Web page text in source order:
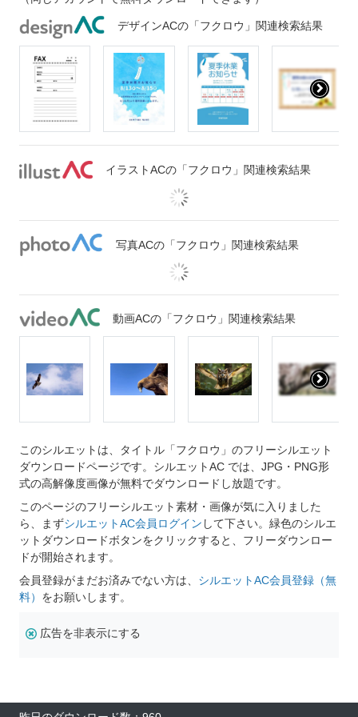
デザインACの「フクロウ」関連検索結果
イラストACの「フクロウ」関連検索結果
写真ACの「フクロウ」関連検索結果
動画ACの「フクロウ」関連検索結果
このシルエットは、タイトル「フクロウ」のフリーシルエット
ダウンロードページです。シルエットAC では、JPG・PNG形
式の高解像度画像が無料でダウンロードし放題です。
このページのフリーシルエット素材・画像が気に入りました
ら、まずシルエットAC会員ログイン して下さい。緑色のシルエ
ットダウンロードボタンをクリックすると、フリーダウンロー
ドが開始されます。
会員登録がまだお済みでない方は、 シルエットAC会員登録（無
料） をお願いします。
広告を非表示にする